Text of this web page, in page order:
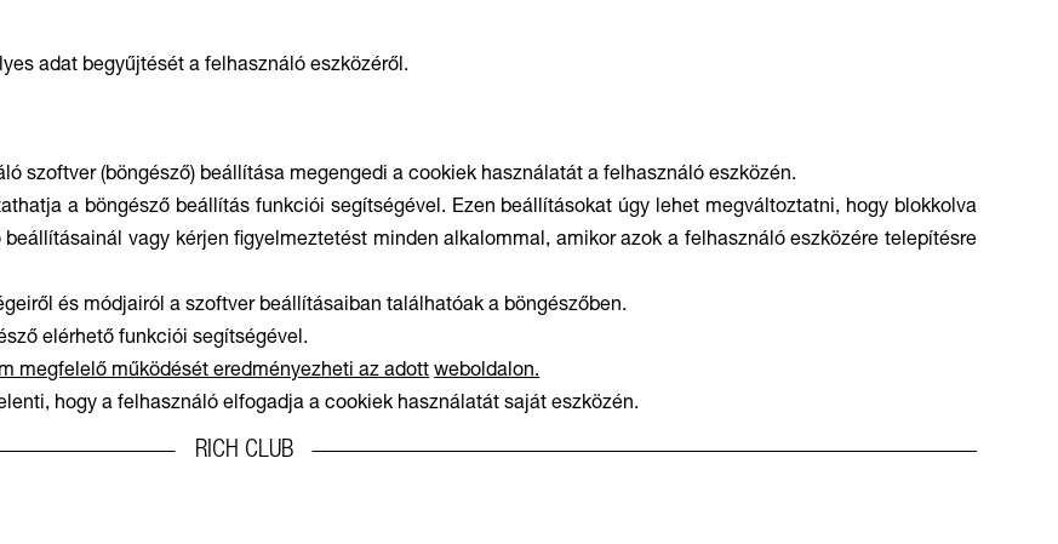
adat begyűjtését a felhasználó eszközéről.
szoftver (böngésző) beállítása megengedi a cookiek használatát a felhasználó eszközén.
a böngésző beállítás funkciói segítségével. Ezen beállításokat úgy lehet megváltoztatni, hogy blokkolva
vagy kérjen figyelmeztetést minden alkalommal, amikor azok a felhasználó eszközére telepítésre
és módjairól a szoftver beállításaiban találhatóak a böngészőben.
elérhető funkciói segítségével.
megfelelő működését eredményezheti az adott weboldalon.
hogy a felhasználó elfogadja a cookiek használatát saját eszközén.
RICH CLUB